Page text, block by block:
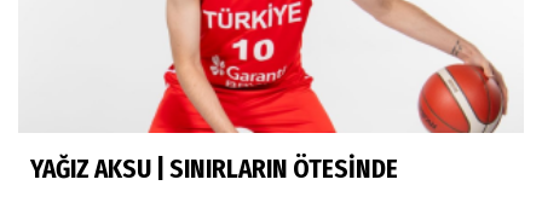
Murat Yosmaoğlu
Herkesin Batur Abisi
Neşe Ceylan Zengin
YAĞIZ AKSU | SINIRLARIN ÖTESİNDE